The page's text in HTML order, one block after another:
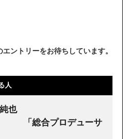
ントリーをお待ちしています。
人
田 純也
合プロデューサ